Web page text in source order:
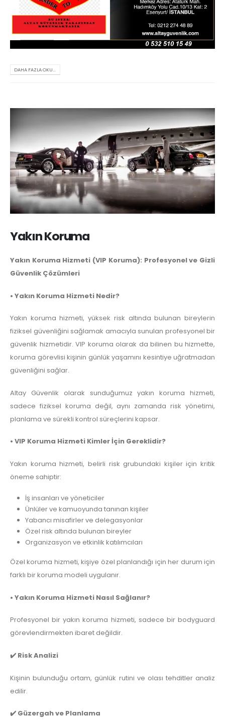
DAHA FAZLA OKU...
Yakın Koruma
Yakın Koruma Hizmeti (VIP Koruma): Profesyonel ve Gizli
Güvenlik Çözümleri
• Yakın Koruma Hizmeti Nedir?
Yakın koruma hizmeti, yüksek risk altında bulunan bireylerin
fiziksel güvenliğini sağlamak amacıyla sunulan profesyonel bir
güvenlik hizmetidir. VIP koruma olarak da bilinen bu hizmette,
koruma görevlisi kişinin günlük yaşamını kesintiye uğratmadan
güvenliğini sağlar.
Altay Güvenlik olarak sunduğumuz yakın koruma hizmeti,
sadece fiziksel koruma değil, aynı zamanda risk yönetimi,
planlama ve sürekli kontrol süreçlerini kapsar.
• VIP Koruma Hizmeti Kimler İçin Gereklidir?
Yakın koruma hizmeti, belirli risk grubundaki kişiler için kritik
öneme sahiptir:
İş insanları ve yöneticiler
Ünlüler ve kamuoyunda tanınan kişiler
Yabancı misafirler ve delegasyonlar
Özel risk altında bulunan bireyler
Organizasyon ve etkinlik katılımcıları
Özel koruma hizmeti, kişiye özel planlandığı için her durum için
farklı bir koruma modeli uygulanır.
• Yakın Koruma Hizmeti Nasıl Sağlanır?
Profesyonel bir yakın koruma hizmeti, sadece bir bodyguard
görevlendirmekten ibaret değildir.
✔️ Risk Analizi
Kişinin bulunduğu ortam, günlük rutini ve olası tehditler analiz
edilir.
✔️ Güzergah ve Planlama